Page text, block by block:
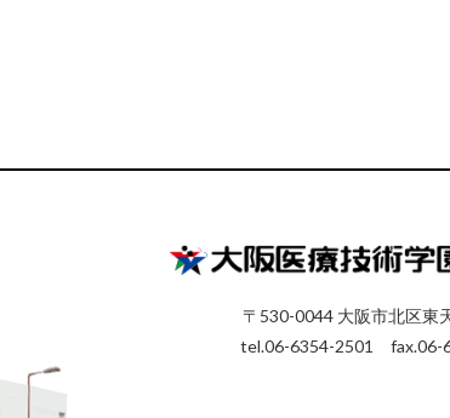
〒530-0044 大阪市北区東
tel.06-6354-2501 fax.06-